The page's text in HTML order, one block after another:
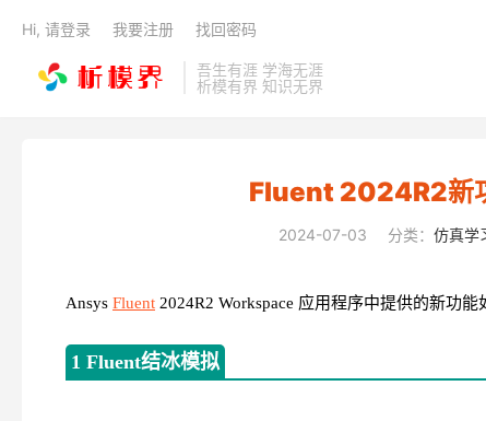
吾生有涯 学海无涯
析模有界 知识无界
Hi, 请登录 我要注册 找回密码
Fluent 2024R2新
2024-07-03 分类： 仿真学
Ansys Fluent 2024R2 Workspace 应用程序中提供的新功能
1 Fluent结冰模拟